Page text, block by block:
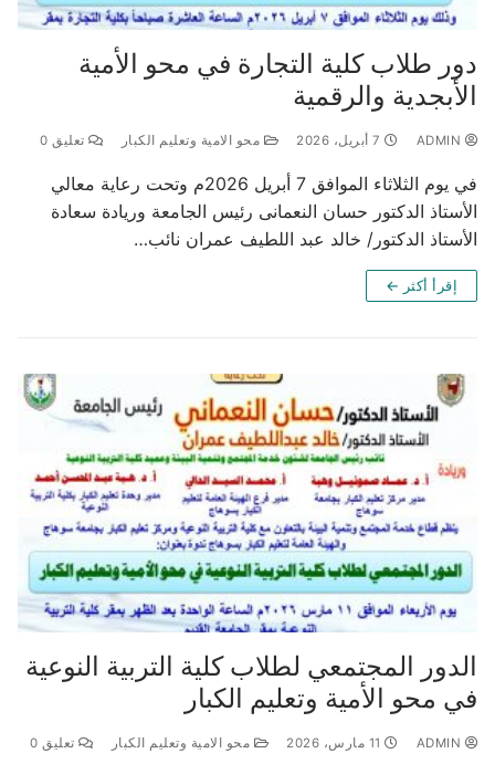
دور طلاب كلية التجارة في محو الأمية
الأبجدية والرقمية
7 أبريل، 2026 محو الامية وتعليم الكبار تعليق 0
في يوم الثلاثاء الموافق 7 أبريل 2026م وتحت رعاية معالي
الأستاذ الدكتور حسان النعمانى رئيس الجامعة وريادة سعادة
الأستاذ الدكتور/ خالد عبد اللطيف عمران نائب…
إقرأ أكثر ←
الدور المجتمعي لطلاب كلية التربية النوعية
في محو الأمية وتعليم الكبار
11 مارس، 2026 محو الامية وتعليم الكبار تعليق 0